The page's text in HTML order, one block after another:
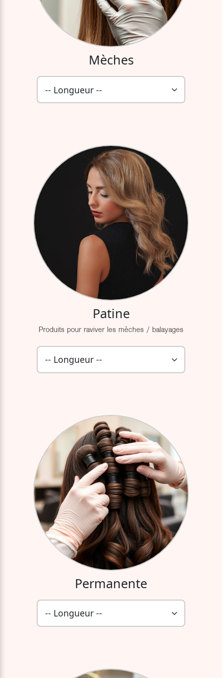
Mèches
Patine
Produits pour raviver les mèches / balayages
Permanente